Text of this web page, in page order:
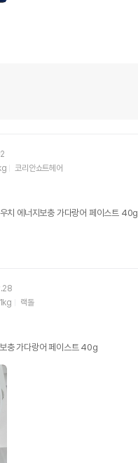
우
코리안쇼트헤어
치 에너지보충 가다랑어 페이스트 40g
랙돌
충 가다랑어 페이스트 40g